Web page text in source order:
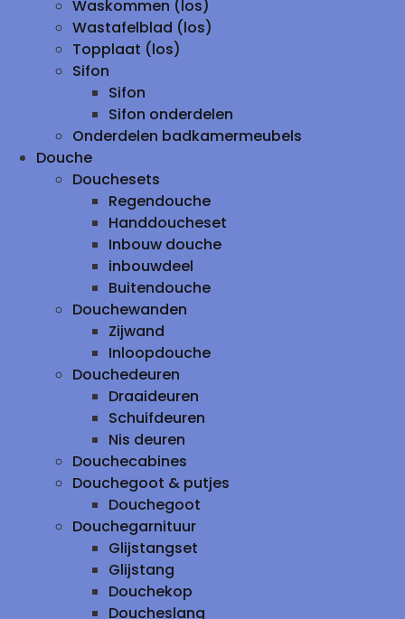
Waskommen (los)
Wastafelblad (los)
Topplaat (los)
Sifon
Sifon
Sifon onderdelen
Onderdelen badkamermeubels
Douche
Douchesets
Regendouche
Handdoucheset
Inbouw douche
inbouwdeel
Buitendouche
Douchewanden
Zijwand
Inloopdouche
Douchedeuren
Draaideuren
Schuifdeuren
Nis deuren
Douchecabines
Douchegoot & putjes
Douchegoot
Douchegarnituur
Glijstangset
Glijstang
Douchekop
Doucheslang